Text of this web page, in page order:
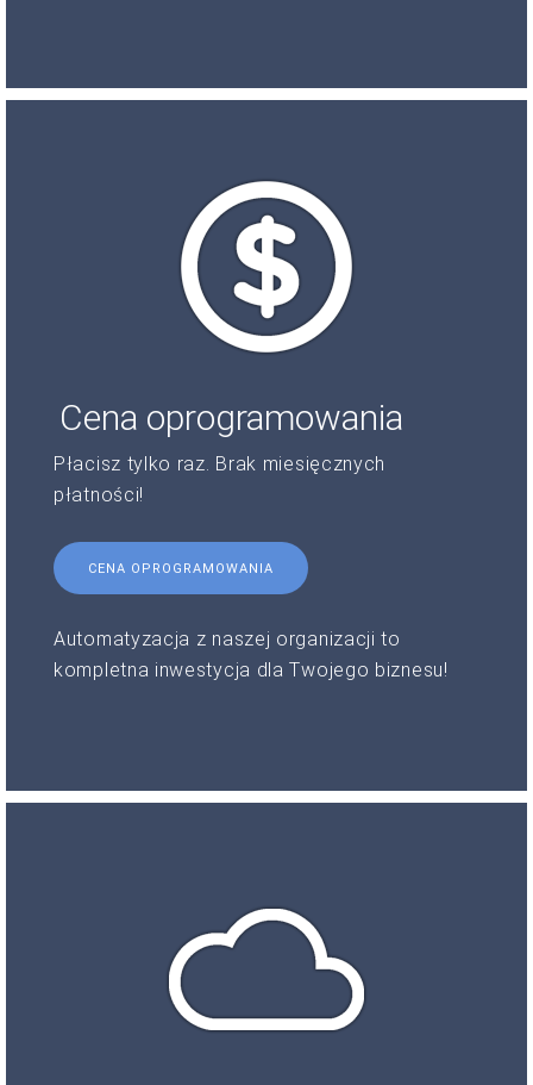
Cena oprogramowania
Płacisz tylko raz. Brak miesięcznych
płatności!
CENA OPROGRAMOWANIA
Automatyzacja z naszej organizacji to
kompletna inwestycja dla Twojego biznesu!